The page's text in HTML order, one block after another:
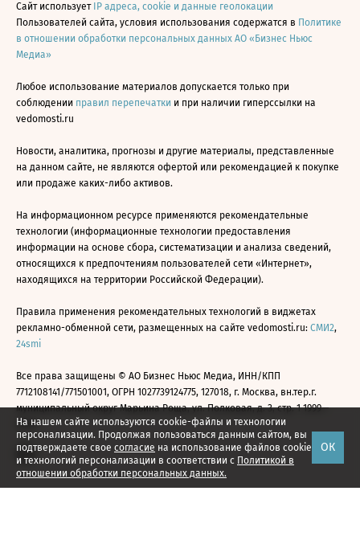
На нашем сайте используются cookie-файлы и технологии
персонализации. Продолжая пользоваться данным сайтом, вы
подтверждаете свое согласие на использование файлов cookie
и технологий персонализации в соответствии с Политикой в
отношении обработки персональных данных.
ОК
Сайт использует IP адреса, cookie и данные геолокации
Пользователей сайта, условия использования содержатся в Политике
в отношении обработки персональных данных АО «Бизнес Ньюс
Медиа»
Любое использование материалов допускается только при
соблюдении правил перепечатки и при наличии гиперссылки на
vedomosti.ru
Новости, аналитика, прогнозы и другие материалы, представленные
на данном сайте, не являются офертой или рекомендацией к покупке
или продаже каких-либо активов.
На информационном ресурсе применяются рекомендательные
технологии (информационные технологии предоставления
информации на основе сбора, систематизации и анализа сведений,
относящихся к предпочтениям пользователей сети «Интернет»,
находящихся на территории Российской Федерации).
Правила применения рекомендательных технологий в виджетах
рекламно-обменной сети, размещенных на сайте vedomosti.ru: СМИ2,
24smi
Все права защищены © АО Бизнес Ньюс Медиа, ИНН/КПП
7712108141/771501001, ОГРН 1027739124775, 127018, г. Москва, вн.тер.г.
муниципальный округ Марьина Роща, ул. Полковая, д. 3, стр. 1 1999—
2026